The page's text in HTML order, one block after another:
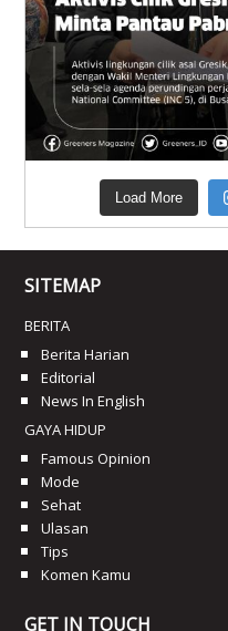
Load More
SITEMAP
BERITA
Berita Harian
Editorial
News In English
GAYA HIDUP
Famous Opinion
Mode
Sehat
Ulasan
Tips
Komen Kamu
GET IN TOUCH